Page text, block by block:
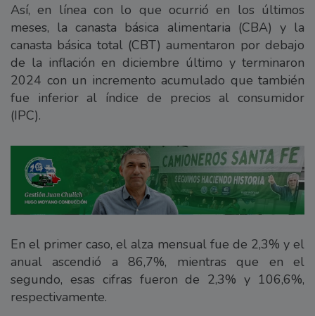
Así, en línea con lo que ocurrió en los últimos
meses, la canasta básica alimentaria (CBA) y la
canasta básica total (CBT) aumentaron por debajo
de la inflación en diciembre último y terminaron
2024 con un incremento acumulado que también
fue inferior al índice de precios al consumidor
(IPC).
En el primer caso, el alza mensual fue de 2,3% y el
anual ascendió a 86,7%, mientras que en el
segundo, esas cifras fueron de 2,3% y 106,6%,
respectivamente.